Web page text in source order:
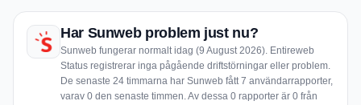
Har Sunweb problem just nu?
Sunweb fungerar normalt idag (9 August 2026). Entireweb
Status registrerar inga pågående driftstörningar eller problem.
De senaste 24 timmarna har Sunweb fått 7 användarrapporter,
varav 0 den senaste timmen. Av dessa 0 rapporter är 0 från